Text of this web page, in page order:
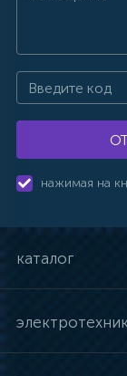
нажимая на
каталог